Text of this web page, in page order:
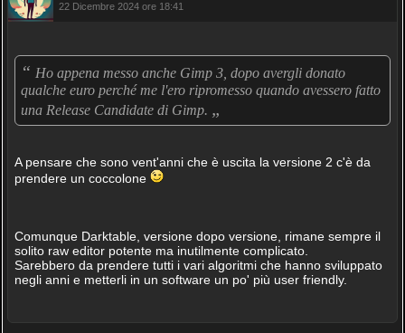
22 Dicembre 2024 ore 18:41
“ Ho appena messo anche Gimp 3, dopo avergli donato
qualche euro perché me l'ero ripromesso quando avessero fatto
una Release Candidate di Gimp. „
A pensare che sono vent'anni che è uscita la versione 2 c'è da
prendere un coccolone
Comunque Darktable, versione dopo versione, rimane sempre il
solito raw editor potente ma inutilmente complicato.
Sarebbero da prendere tutti i vari algoritmi che hanno sviluppato
negli anni e metterli in un software un po' più user friendly.